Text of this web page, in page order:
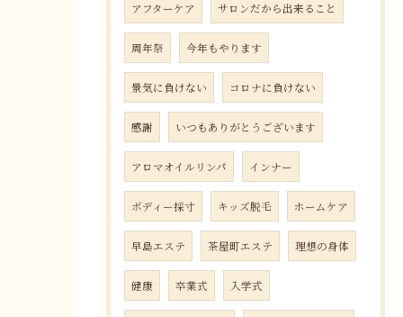
アフターケア サロンだから出来ること
周年祭 今年もやります
景気に負けない コロナに負けない
感謝 いつもありがとうございます
アロマオイルリンパ インナー
ボディー採寸 キッズ脱毛 ホームケア
早島エステ 茶屋町エステ 理想の身体
健康 卒業式 入学式